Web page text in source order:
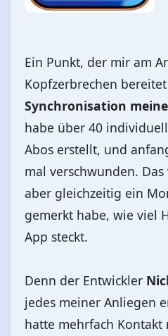
Ein Punkt, der mir am
Kopfzerbrechen
Synchronisation
habe über 40
Abos erstellt, und
mal verschwunden.
aber gleichzeitig ein
gemerkt habe, wie viel
App steckt.
Denn der Entwickler
jedes meiner Anliegen
hatte mehrfach